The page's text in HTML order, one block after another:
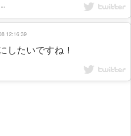
したいですね！
12:16:39